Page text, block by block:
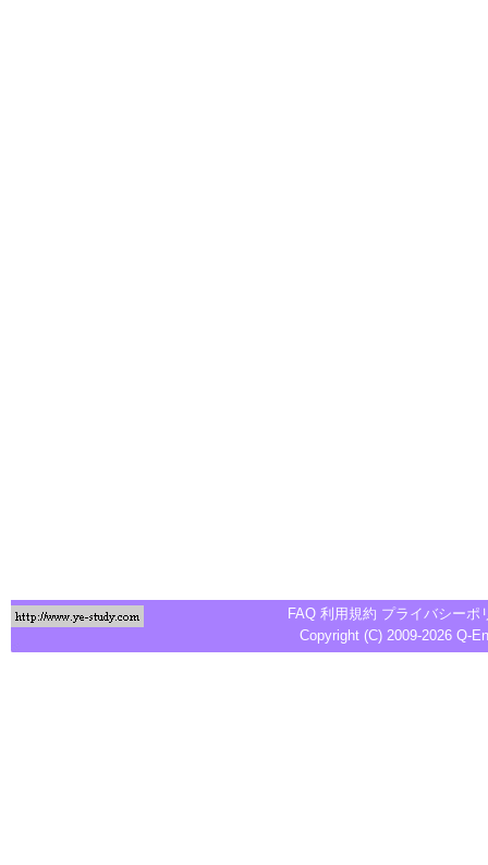
FAQ 利用規約 プライバシーポ
Copyright (C) 2009-2026 Q-